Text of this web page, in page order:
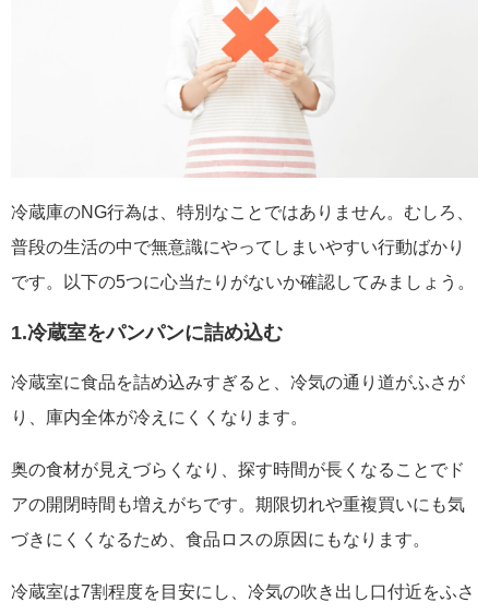
冷蔵庫のNG行為は、特別なことではありません。むしろ、
普段の生活の中で無意識にやってしまいやすい行動ばかり
です。以下の5つに心当たりがないか確認してみましょう。
1.冷蔵室をパンパンに詰め込む
冷蔵室に食品を詰め込みすぎると、冷気の通り道がふさが
り、庫内全体が冷えにくくなります。
奥の食材が見えづらくなり、探す時間が長くなることでド
アの開閉時間も増えがちです。期限切れや重複買いにも気
づきにくくなるため、食品ロスの原因にもなります。
冷蔵室は7割程度を目安にし、冷気の吹き出し口付近をふさ